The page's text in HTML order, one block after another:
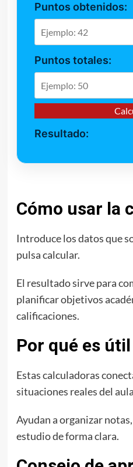
Puntos obtenidos:
Puntos totales:
Resultado:
Cómo usar la
Introduce los datos que
pulsa calcular.
El resultado sirve para
planificar objetivos
calificaciones.
Por qué es útil
Estas calculadoras
situaciones reales del
Ayudan a organizar
estudio de forma clara.